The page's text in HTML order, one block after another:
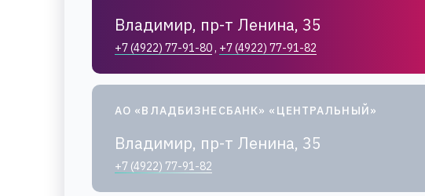
Владимир, пр-т Ленина, 35
+7 (4922) 77-91-80, +7 (4922) 77-91-82
АО «ВЛАДБИЗНЕСБАНК» «ЦЕНТРАЛЬНЫЙ»
Владимир, пр-т Ленина, 35
+7 (4922) 77-91-82